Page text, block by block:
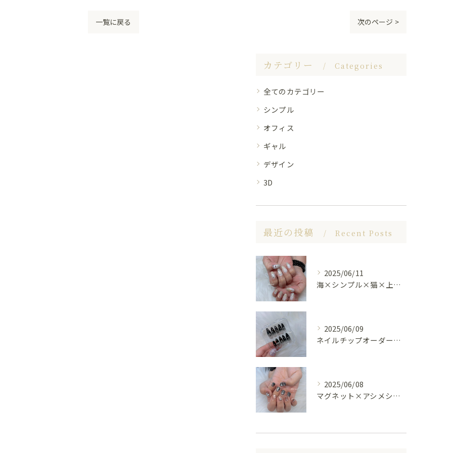
一覧に戻る 次のページ >
カテゴリー Categories
全てのカテゴリー
シンプル
オフィス
ギャル
デザイン
3D
最近の投稿 Recent Posts
2025/06/11
海×シンプル×猫×上品 nail🐈🐚✨
2025/06/09
ネイルチップオーダー受け付けてます😊🤍
2025/06/08
マグネット×アシメシルバー nail🤍🩶